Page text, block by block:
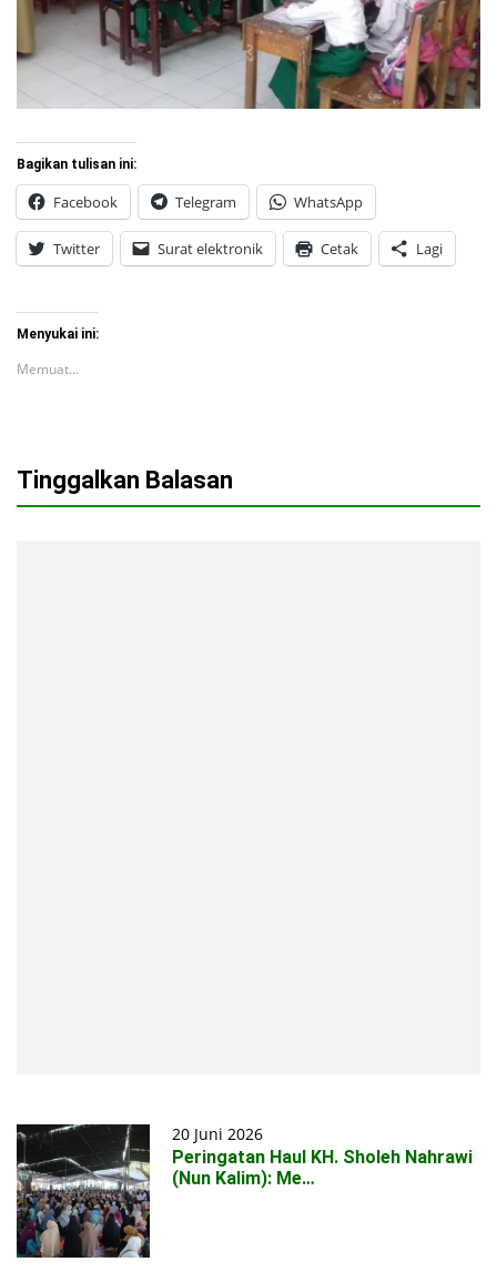
Bagikan tulisan ini:
Facebook Telegram WhatsApp
Twitter Surat elektronik Cetak Lagi
Menyukai ini:
Memuat...
Tinggalkan Balasan
20 Juni 2026
Peringatan Haul KH. Sholeh Nahrawi
(Nun Kalim): Me…